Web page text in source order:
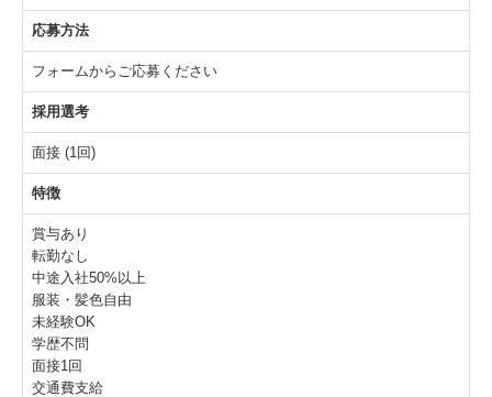
応募方法
フォームからご応募ください
採用選考
面接 (1回)
特徴
賞与あり
転勤なし
中途入社50%以上
服装・髪色自由
未経験OK
学歴不問
面接1回
交通費支給